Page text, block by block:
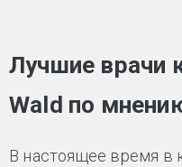
Лучшие врачи
Wald по
В настоящее время в